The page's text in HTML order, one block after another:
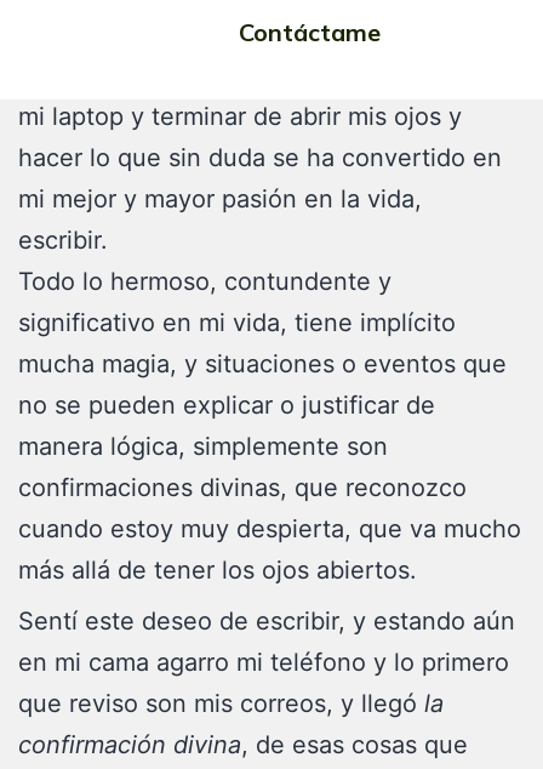
Contáctame
costumbre, un deseo intenso de escribir, no
mi laptop y terminar de abrir mis ojos y
hacer lo que sin duda se ha convertido en
mi mejor y mayor pasión en la vida,
escribir.
Todo lo hermoso, contundente y
significativo en mi vida, tiene implícito
mucha magia, y situaciones o eventos que
no se pueden explicar o justificar de
manera lógica, simplemente son
confirmaciones divinas, que reconozco
cuando estoy muy despierta, que va mucho
más allá de tener los ojos abiertos.
Sentí este deseo de escribir, y estando aún
en mi cama agarro mi teléfono y lo primero
que reviso son mis correos, y llegó la
confirmación divina, de esas cosas que